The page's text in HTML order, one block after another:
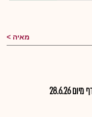
מאיה